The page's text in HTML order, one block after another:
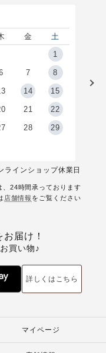
金
土
1
7 8
14 15
21 22
28 29
ラインショップ休業日
24時間承っております
店舗情報 をご覧ください
届け！
買い物♪
詳しくはこちら
マイページ